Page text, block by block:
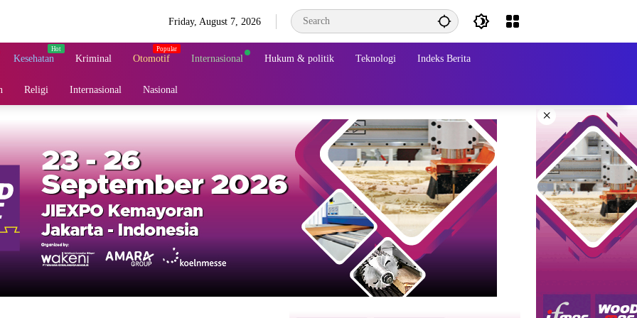
Friday, August 7, 2026
Kesehatan Kriminal Otomotif Internasional Hukum & politik Teknologi Indeks Berita
Religi Internasional Nasional
×